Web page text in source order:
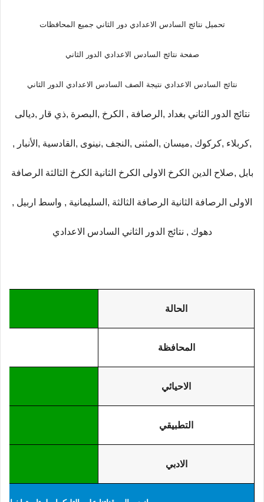
تحميل نتائج السادس الاعدادي دور الثاني جميع المحافظات
صفحة نتائج السادس الاعدادي الدور الثاني
نتائج السادس الاعدادي نتيجة الصف السادس الاعدادي الدور الثاني
نتائج الدور الثاني بغداد ,الرصافة , الكرخ ,البصرة ,ذي قار ,ديالى
,كربلاء ,كركوك ,ميسان ,المثنى ,النجف ,نينوى ,القادسية ,الأنبار ,
بابل ,صلاح الدين الكرخ الاولى الكرخ الثانية الكرخ الثالثة الرصافة
الاولى الرصافة الثانية الرصافة الثالثة ,السليمانية , واسط اربيل ,
دهوك , نتائج الدور الثاني السادس الاعدادي
الحالة
المحافظة
الاحيائي
التطبيقي
الادبي